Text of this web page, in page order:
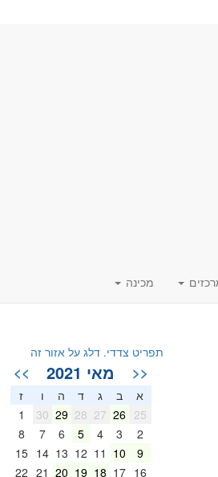
מכינה
תפריט צדדי. דלג על אזור זה
<< מאי 2021 >>
א ב ג ד ה ו
ז
25
26
27
28
29
30
1
2
3
4
5
6
7
8
9
10
11
12
13
14
15
16
17
18
19
20
21
22